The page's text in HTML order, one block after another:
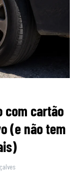
com cartão
(e não tem